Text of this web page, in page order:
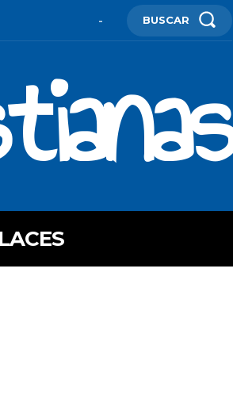
- BUSCAR